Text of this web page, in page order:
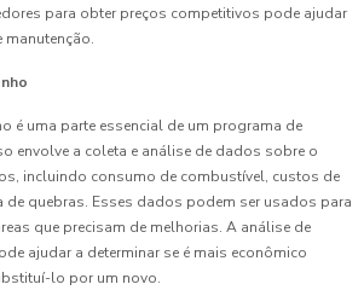
para obter preços competitivos pode ajudar
é uma parte essencial de um programa de
envolve a coleta e análise de dados sobre o
incluindo consumo de combustível, custos de
de quebras. Esses dados podem ser usados para
que precisam de melhorias. A análise de
ajudar a determinar se é mais econômico
lo por um novo.